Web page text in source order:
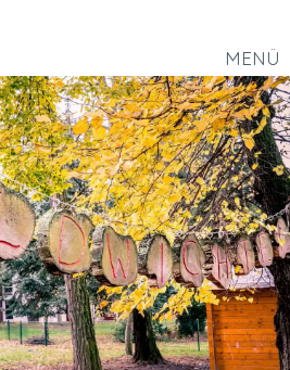
MENÜ